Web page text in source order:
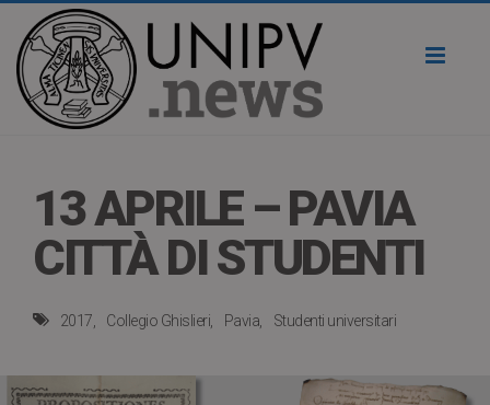
13 APRILE – PAVIA
CITTÀ DI STUDENTI
2017 Collegio Ghislieri Pavia Studenti universitari